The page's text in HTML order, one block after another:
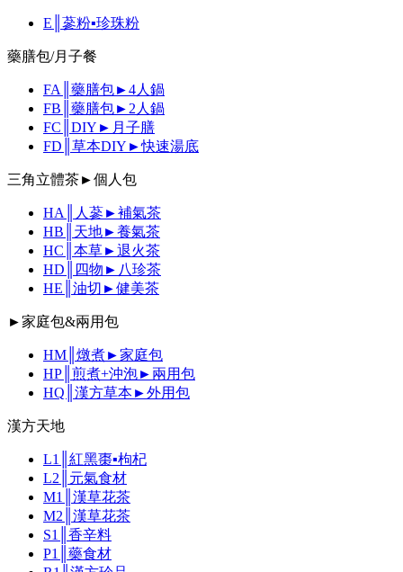
E║蔘粉▪珍珠粉
藥膳包/月子餐
FA║藥膳包►4人鍋
FB║藥膳包►2人鍋
FC║DIY►月子膳
FD║草本DIY►快速湯底
三角立體茶►個人包
HA║人蔘►補氣茶
HB║天地►養氣茶
HC║本草►退火茶
HD║四物►八珍茶
HE║油切►健美茶
►家庭包&兩用包
HM║燉煮►家庭包
HP║煎煮+沖泡►兩用包
HQ║漢方草本►外用包
漢方天地
L1║紅黑棗▪枸杞
L2║元氣食材
M1║漢草花茶
M2║漢草花茶
S1║香辛料
P1║藥食材